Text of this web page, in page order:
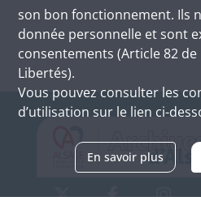
son bon fonctionnement. Ils
donnée personnelle et sont
consentements (Article 82
Libertés).
Vous pouvez consulter les
d’utilisation sur le lien ci-
En savoir plus